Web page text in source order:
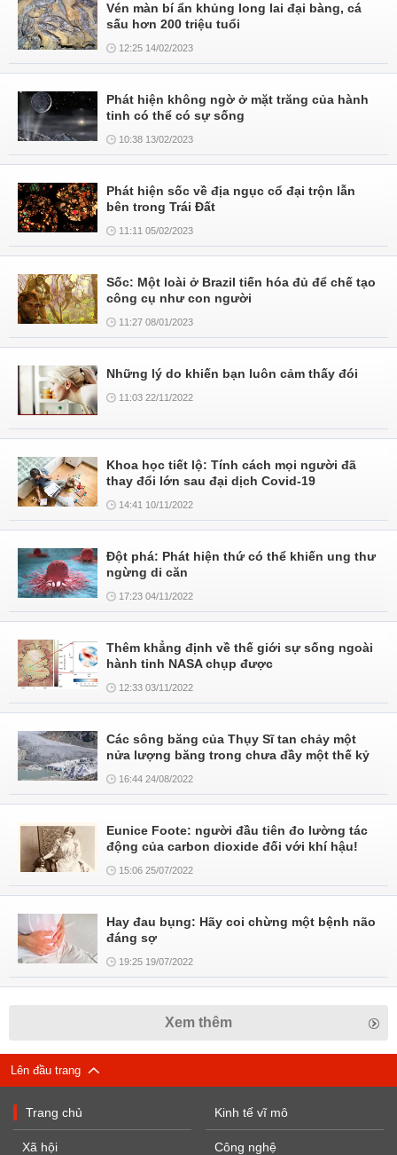
Vén màn bí ẩn khủng long lai đại bàng, cá
sấu hơn 200 triệu tuổi
12:25 14/02/2023
Phát hiện không ngờ ở mặt trăng của hành
tinh có thể có sự sống
10:38 13/02/2023
Phát hiện sốc về địa ngục cổ đại trộn lẫn
bên trong Trái Đất
11:11 05/02/2023
Sốc: Một loài ở Brazil tiến hóa đủ để chế tạo
công cụ như con người
11:27 08/01/2023
Những lý do khiến bạn luôn cảm thấy đói
11:03 22/11/2022
Khoa học tiết lộ: Tính cách mọi người đã
thay đổi lớn sau đại dịch Covid-19
14:41 10/11/2022
Đột phá: Phát hiện thứ có thể khiến ung thư
ngừng di căn
17:23 04/11/2022
Thêm khẳng định về thế giới sự sống ngoài
hành tinh NASA chụp được
12:33 03/11/2022
Các sông băng của Thụy Sĩ tan chảy một
nửa lượng băng trong chưa đầy một thế kỷ
16:44 24/08/2022
Eunice Foote: người đầu tiên đo lường tác
động của carbon dioxide đối với khí hậu!
15:06 25/07/2022
Hay đau bụng: Hãy coi chừng một bệnh não
đáng sợ
19:25 19/07/2022
Xem thêm
Lên đầu trang
Trang chủ
Xã hội
Kinh tế vĩ mô
Công nghệ